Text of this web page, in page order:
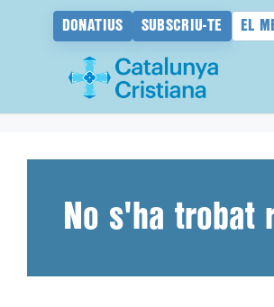
DONATIUS SUBSCRIU-TE EL
No s'ha trobat